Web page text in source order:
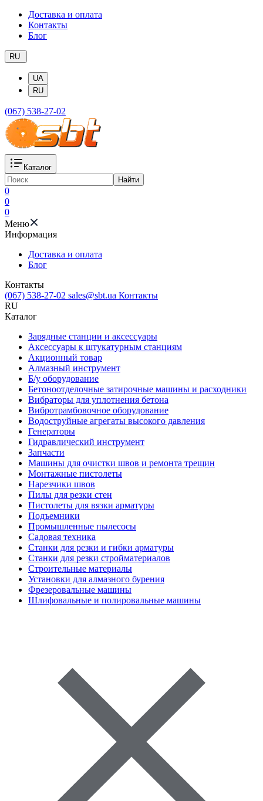
Доставка и оплата
Контакты
Блог
RU
UA
RU
(067) 538-27-02
Каталог
Найти
0
0
0
Меню
Информация
Доставка и оплата
Блог
Контакты
(067) 538-27-02 sales@sbt.ua Контакты
RU
Каталог
Зарядные станции и аксессуары
Аксессуары к штукатурным станциям
Акционный товар
Алмазный инструмент
Б/у оборудование
Бетоноотделочные затирочные машины и расходники
Вибраторы для уплотнения бетона
Вибротрамбовочное оборудование
Водоструйные агрегаты высокого давления
Генераторы
Гидравлический инструмент
Запчасти
Машины для очистки швов и ремонта трещин
Монтажные пистолеты
Нарезчики швов
Пилы для резки стен
Пистолеты для вязки арматуры
Подъемники
Промышленные пылесосы
Садовая техника
Станки для резки и гибки арматуры
Станки для резки стройматериалов
Строительные материалы
Установки для алмазного бурения
Фрезеровальные машины
Шлифовальные и полировальные машины